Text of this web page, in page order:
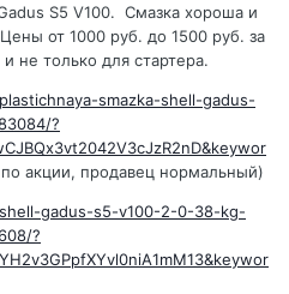
S5 V100. Смазка хороша и
от 1000 руб. до 1500 руб. за
не только для стартера.
smazka-shell-gadus-
?
акции, продавец нормальный)
gadus-s5-v100-2-0-38-kg-
?